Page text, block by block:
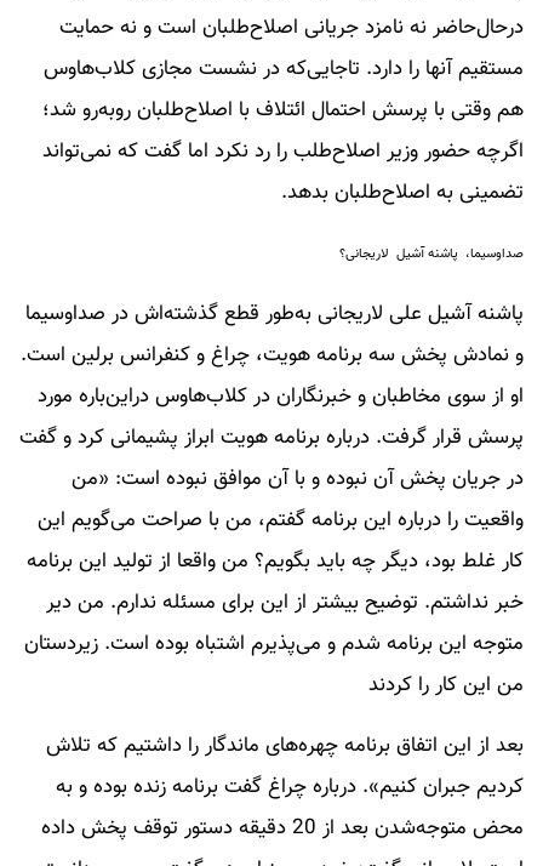
در‌حال‌حاضر نه نامزد جریانی اصلاح‌طلبان است و نه حمایت
مستقیم آنها را دارد. تا‌جایی‌که در نشست مجازی کلاب‌هاوس
هم وقتی با پرسش احتمال ائتلاف با اصلاح‌طلبان روبه‌رو شد؛
اگرچه حضور وزیر اصلاح‌طلب را رد نکرد اما گفت که نمی‌تواند
تضمینی به اصلاح‌طلبان بدهد.
صداوسیما، پاشنه آشیل لاریجانی؟
پاشنه آشیل علی لاریجانی به‌طور قطع گذشته‌اش در صداوسیما
و نمادش پخش سه برنامه هویت، چراغ و کنفرانس برلین است.
او از سوی مخاطبان و خبرنگاران در کلاب‌هاوس در‌این‌باره مورد
پرسش قرار گرفت. درباره برنامه هویت ابراز پشیمانی کرد و گفت
در جریان پخش آن نبوده و با آن موافق نبوده است: «من
واقعیت را درباره این برنامه گفتم، من با صراحت می‌گویم این
کار غلط بود، دیگر چه باید بگویم؟ من واقعا از تولید این برنامه
خبر نداشتم. توضیح بیشتر از این برای مسئله ندارم. من دیر
متوجه این برنامه شدم و می‌پذیرم اشتباه بوده است. زیر‌دستان
من این کار را کردند
بعد از این اتفاق برنامه چهره‌های ماندگار را داشتیم که تلاش
کردیم جبران کنیم». درباره چراغ گفت برنامه زنده بوده و به
محض متوجه‌شدن بعد از 20 دقیقه دستور توقف پخش داده